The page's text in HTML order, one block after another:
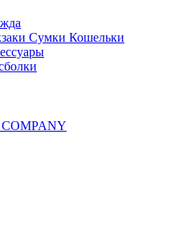
Сумки Кошельки